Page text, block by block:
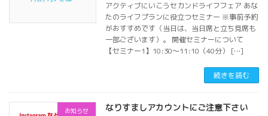
アクティブにいこうセカンドライフフェア あな
たのライフプランに役立つセミナー ※事前予約
がおすすめです（当日は、当日席と立ち見席も
一部ございます）。 開催セミナーについて
【セミナー1】10:30～11:10（40分） […]
続きを読む
お知らせ なりすましアカウントにご注意下さい